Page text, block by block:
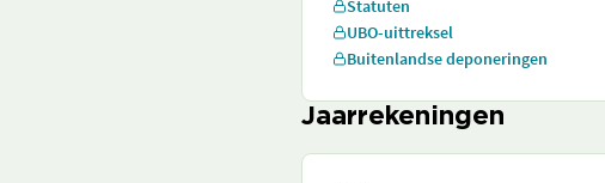
Statuten
UBO-uittreksel
Buitenlandse deponeringen
Jaarrekeningen